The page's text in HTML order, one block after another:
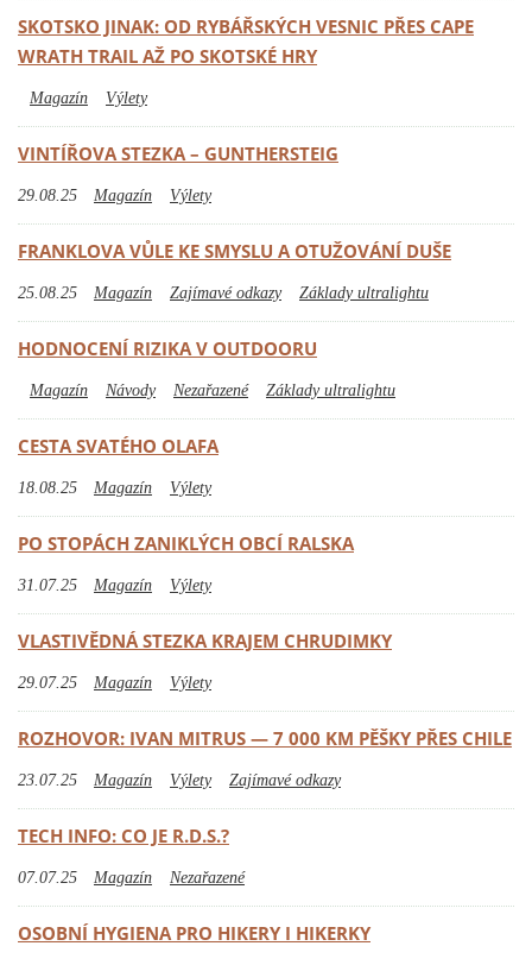
SKOTSKO JINAK: OD RYBÁŘSKÝCH VESNIC PŘES CAPE
WRATH TRAIL AŽ PO SKOTSKÉ HRY
Magazín Výlety
VINTÍŘOVA STEZKA – GUNTHERSTEIG
29.08.25 Magazín Výlety
FRANKLOVA VŮLE KE SMYSLU A OTUŽOVÁNÍ DUŠE
25.08.25 Magazín Zajímavé odkazy Základy ultralightu
HODNOCENÍ RIZIKA V OUTDOORU
Magazín Návody Nezařazené Základy ultralightu
CESTA SVATÉHO OLAFA
18.08.25 Magazín Výlety
PO STOPÁCH ZANIKLÝCH OBCÍ RALSKA
31.07.25 Magazín Výlety
VLASTIVĚDNÁ STEZKA KRAJEM CHRUDIMKY
29.07.25 Magazín Výlety
ROZHOVOR: IVAN MITRUS — 7 000 KM PĚŠKY PŘES CHILE
23.07.25 Magazín Výlety Zajímavé odkazy
TECH INFO: CO JE R.D.S.?
07.07.25 Magazín Nezařazené
OSOBNÍ HYGIENA PRO HIKERY I HIKERKY